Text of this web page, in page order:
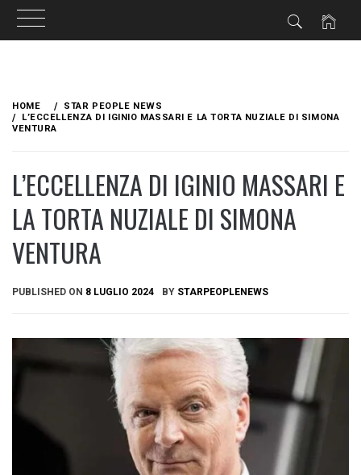
content
HOME
STAR PEOPLE NEWS
L’ECCELLENZA DI IGINIO MASSARI E LA TORTA NUZIALE DI SIMONA
VENTURA
L’ECCELLENZA DI IGINIO MASSARI E
LA TORTA NUZIALE DI SIMONA
VENTURA
PUBLISHED ON 8 LUGLIO 2024 BY STARPEOPLENEWS